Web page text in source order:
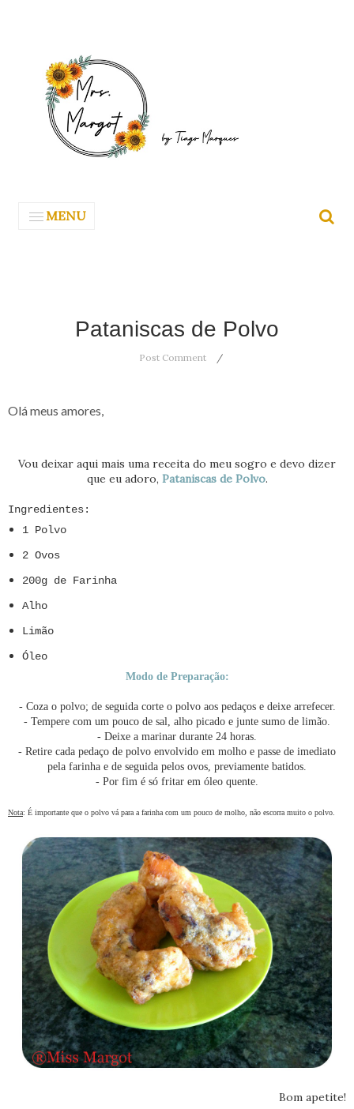
MENU
Pataniscas de Polvo
Post Comment
Olá meus amores,
Vou deixar aqui mais uma receita do meu sogro e devo dizer
que eu adoro, Pataniscas de Polvo.
Ingredientes:
1 Polvo
2 Ovos
200g de Farinha
Alho
Limão
Óleo
Modo de Preparação:
- Coza o polvo; de seguida corte o polvo aos pedaços e deixe arrefecer.
- Tempere com um pouco de sal, alho picado e junte sumo de limão.
- Deixe a marinar durante 24 horas.
- Retire cada pedaço de polvo envolvido em molho e passe de imediato
pela farinha e de seguida pelos ovos, previamente batidos.
- Por fim é só fritar em óleo quente.
Nota: É importante que o polvo vá para a farinha com um pouco de molho, não escorra muito o polvo.
Bom apetite!